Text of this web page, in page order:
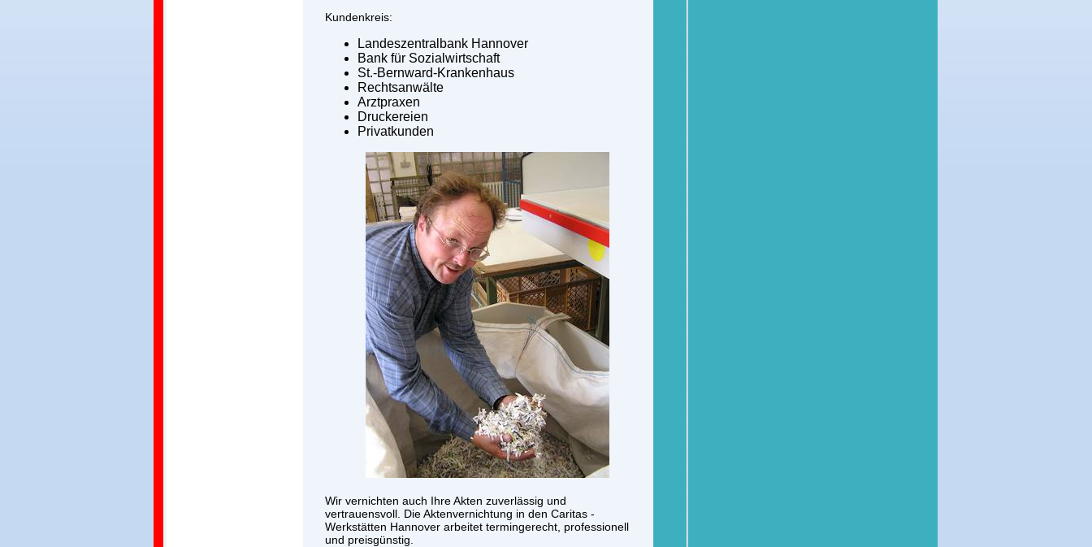
Kundenkreis:
Landeszentralbank Hannover
Bank für Sozialwirtschaft
St.-Bernward-Krankenhaus
Rechtsanwälte
Arztpraxen
Druckereien
Privatkunden
Wir vernichten auch Ihre Akten zuverlässig und
vertrauensvoll. Die Aktenvernichtung in den Caritas -
Werkstätten Hannover arbeitet termingerecht, professionell
und preisgünstig.